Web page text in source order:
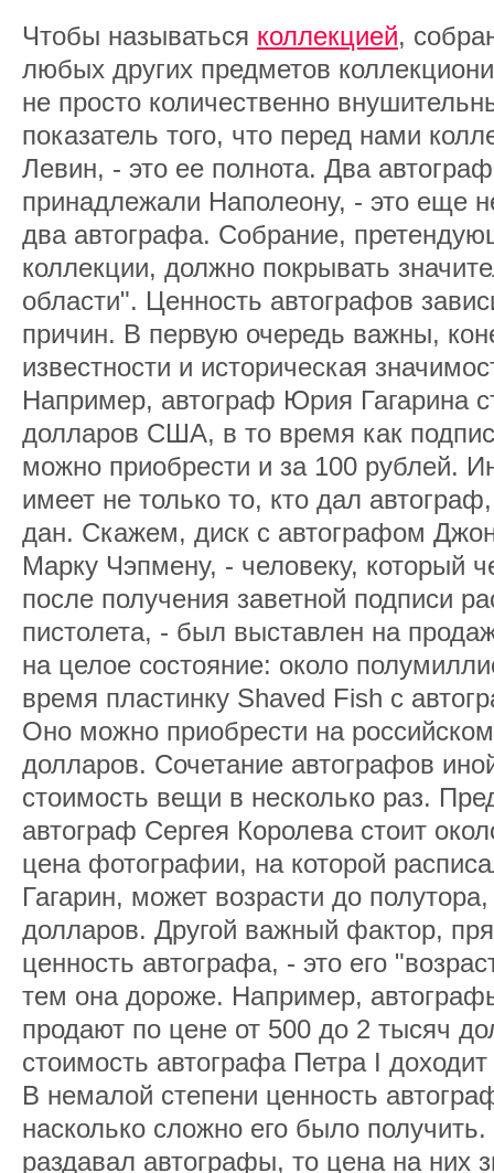
Чтобы называться коллекцией,
любых других предметов
не просто количественно
показатель того, что перед нами
Левин, - это ее полнота. Два
принадлежали Наполеону, - это еще
два автографа. Собрание,
коллекции, должно покрывать
области". Ценность автографов
причин. В первую очередь важны,
известности и историческая
Например, автограф Юрия Гагарина
долларов США, в то время как
можно приобрести и за 100 рублей.
имеет не только то, кто дал
дан. Скажем, диск с автографом
Марку Чэпмену, - человеку, который
после получения заветной подписи
пистолета, - был выставлен на
на целое состояние: около
время пластинку Shaved Fish с
Оно можно приобрести на
долларов. Сочетание автографов
стоимость вещи в несколько раз.
автограф Сергея Королева стоит
цена фотографии, на которой
Гагарин, может возрасти до
долларов. Другой важный фактор,
ценность автографа, - это его
тем она дороже. Например,
продают по цене от 500 до 2 тысяч
стоимость автографа Петра I
В немалой степени ценность
насколько сложно его было
раздавал автографы, то цена на них